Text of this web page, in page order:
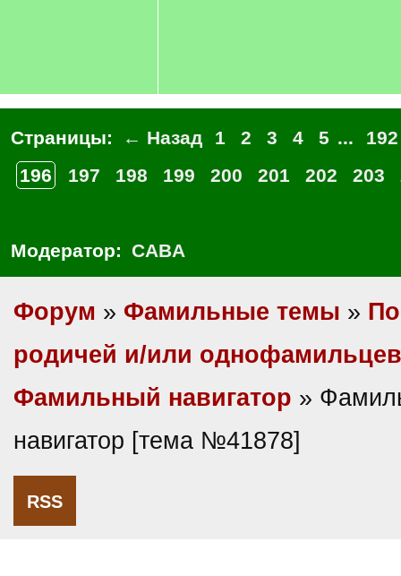
Страницы: ← Назад 1 2 3 4 5 ...
192
196
197 198 199 200 201 202 203
Модератор: CABA
Форум » Фамильные темы »
родичей и/или однофамильцев
Фамильный навигатор »
навигатор [тема №41878]
RSS